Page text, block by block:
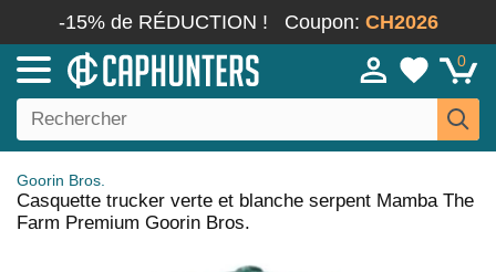
-15% de RÉDUCTION ! Coupon: CH2026
0
Goorin Bros.
Casquette trucker verte et blanche serpent Mamba The
Farm Premium Goorin Bros.